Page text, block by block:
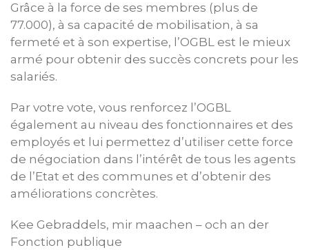
Grâce à la force de ses membres (plus de
77.000), à sa capacité de mobilisation, à sa
fermeté et à son expertise, l’OGBL est le mieux
armé pour obtenir des succès concrets pour les
salariés.
Par votre vote, vous renforcez l’OGBL
également au niveau des fonctionnaires et des
employés et lui permettez d’utiliser cette force
de négociation dans l’intérêt de tous les agents
de l’Etat et des communes et d’obtenir des
améliorations concrètes.
Kee Gebraddels, mir maachen – och an der
Fonction publique